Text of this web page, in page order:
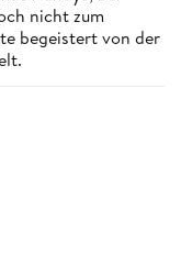
nicht zum
begeistert von der